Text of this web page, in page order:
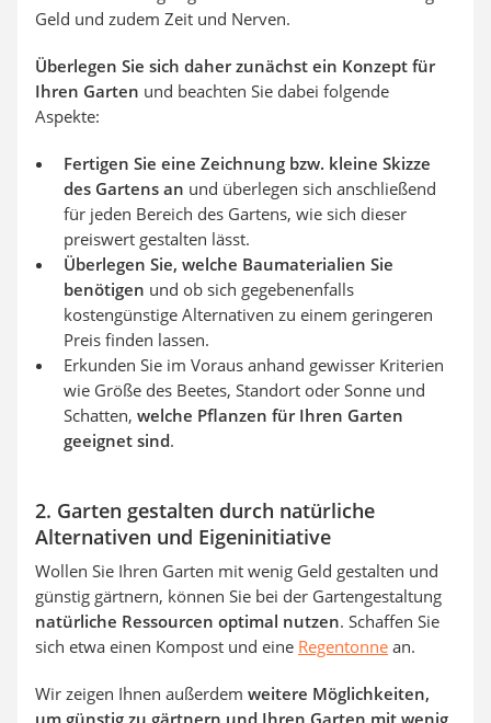
Geld und zudem Zeit und Nerven.
Überlegen Sie sich daher zunächst ein Konzept für
Ihren Garten und beachten Sie dabei folgende
Aspekte:
Fertigen Sie eine Zeichnung bzw. kleine Skizze
des Gartens an und überlegen sich anschließend
für jeden Bereich des Gartens, wie sich dieser
preiswert gestalten lässt.
Überlegen Sie, welche Baumaterialien Sie
benötigen und ob sich gegebenenfalls
kostengünstige Alternativen zu einem geringeren
Preis finden lassen.
Erkunden Sie im Voraus anhand gewisser Kriterien
wie Größe des Beetes, Standort oder Sonne und
Schatten, welche Pflanzen für Ihren Garten
geeignet sind.
2. Garten gestalten durch natürliche
Alternativen und Eigeninitiative
Wollen Sie Ihren Garten mit wenig Geld gestalten und
günstig gärtnern, können Sie bei der Gartengestaltung
natürliche Ressourcen optimal nutzen. Schaffen Sie
sich etwa einen Kompost und eine Regentonne an.
Wir zeigen Ihnen außerdem weitere Möglichkeiten,